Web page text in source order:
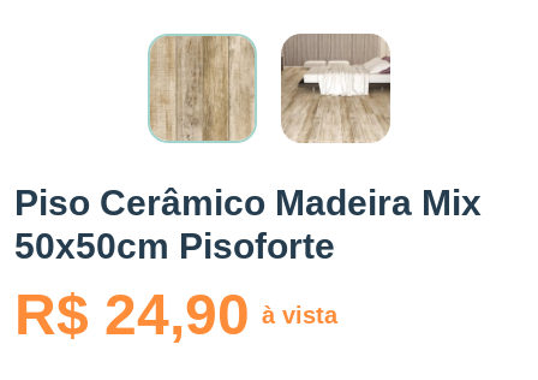
Piso Cerâmico Madeira Mix
50x50cm Pisoforte
R$ 24,90 à vista